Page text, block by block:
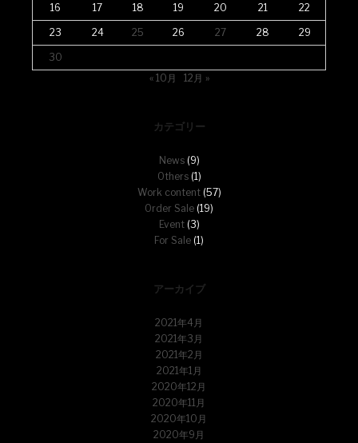
16 17 18 19 20 21 22
23 24 25 26 27 28 29
30
« 10月
12月 »
カテゴリー
News(9)
Others(1)
Work content(57)
Order Sale (19)
Event(3)
For Sale (1)
アーカイブ
2021年4月
2021年3月
2021年2月
2021年1月
2020年12月
2020年11月
2020年10月
2020年9月